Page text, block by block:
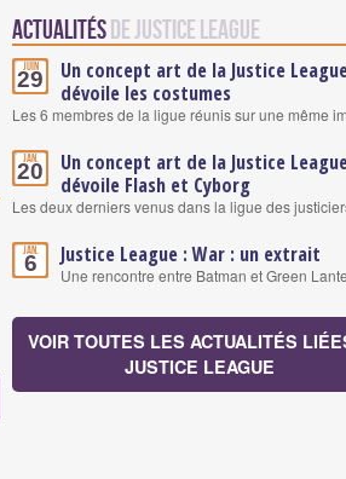
Actualitésde Justice League
Juin
29
Un concept art de la Justice
dévoile les costumes
Les 6 membres de la ligue réunis sur une même
Jan.
20
Un concept art de la Justice
dévoile Flash et Cyborg
Les deux derniers venus dans la ligue des
Jan.
6 Justice League : War : un extrait
Une rencontre entre Batman et Green
VOIR TOUTES LES ACTUALITÉS
JUSTICE LEAGUE